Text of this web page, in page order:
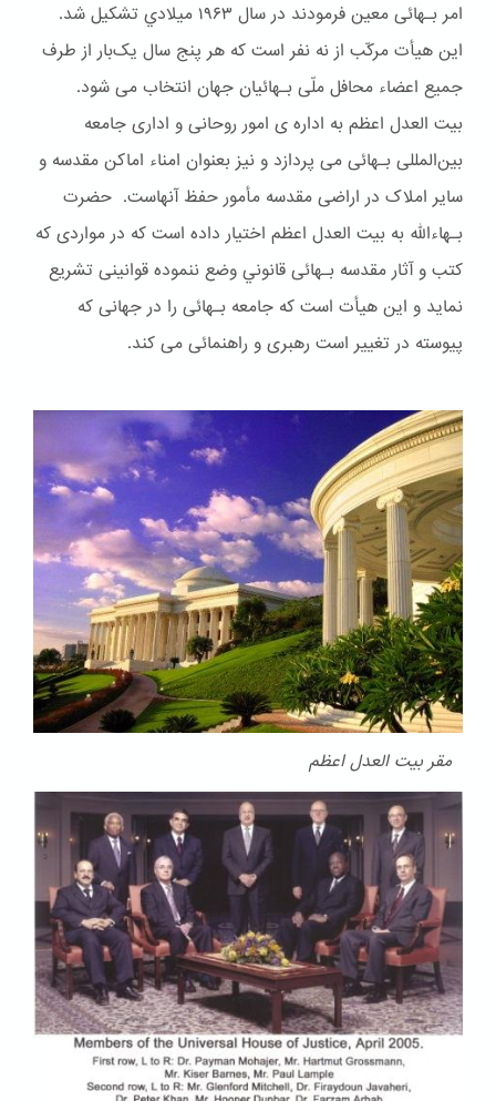
امر بـهائی معین فرمودند در سال ۱۹۶۳ ميلادي تشکیل شد.
این هیأت مرکّب از نه نفر است که هر پنج سال یک‌بار از طرف
جمیع اعضاء محافل ملّی بـهائیان جهان انتخاب می شود.
بیت العدل اعظم به اداره ی امور روحانی و اداری جامعه
بین‌المللی بـهائی می پردازد و نیز بعنوان امناء اماکن مقدسه و
سایر املاک در اراضی مقدسه مأمور حفظ آنهاست. حضرت
بـهاءالله به بیت العدل اعظم اختیار داده است که در مواردی که
کتب و آثار مقدسه بـهائی قانوني وضع ننموده قوانینی تشریع
نماید و این هیأت است که جامعه بـهائی را در جهانی که
پیوسته در تغییر است رهبری و راهنمائی می کند.
مقر بیت العدل اعظم